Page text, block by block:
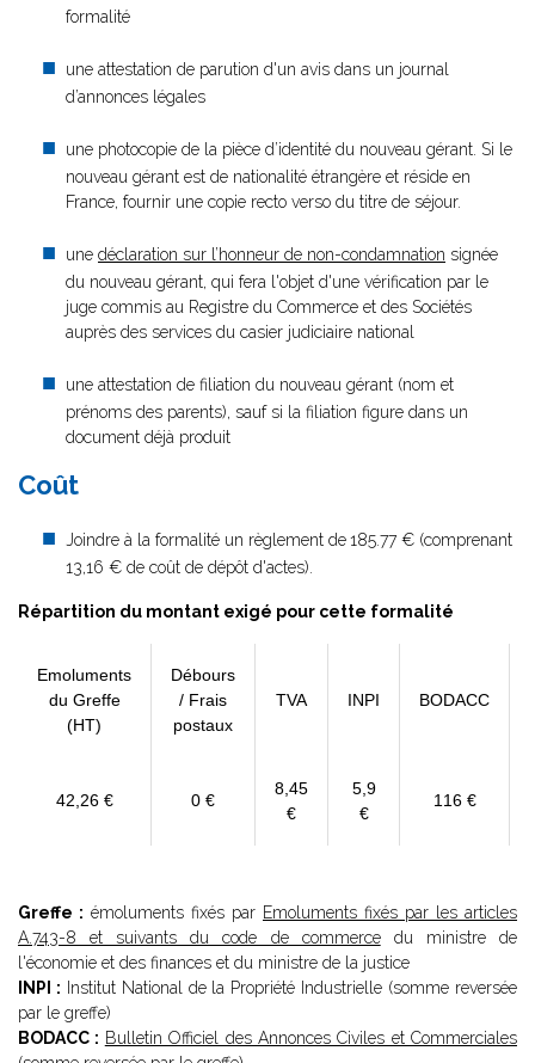
formalité
une attestation de parution d'un avis dans un journal
d’annonces légales
une photocopie de la pièce d’identité du nouveau gérant. Si le
nouveau gérant est de nationalité étrangère et réside en
France, fournir une copie recto verso du titre de séjour.
une déclaration sur l’honneur de non-condamnation signée
du nouveau gérant, qui fera l'objet d'une vérification par le
juge commis au Registre du Commerce et des Sociétés
auprès des services du casier judiciaire national
une attestation de filiation du nouveau gérant (nom et
prénoms des parents), sauf si la filiation figure dans un
document déjà produit
Coût
Joindre à la formalité un règlement de185.77 € (comprenant
13,16 € de coût de dépôt d'actes).
Répartition du montant exigé pour cette formalité
Emoluments
du Greffe
(HT)
Débours
/ Frais
postaux
TVA INPI BODACC
42,26 € 0 €
8,45
€
5,9
€
116 €
Greffe : émoluments fixés par Emoluments fixés par les articles
A.743-8 et suivants du code de commercedu ministre de
l'économie et des finances et du ministre de la justice
INPI : Institut National de la Propriété Industrielle (somme reversée
par le greffe)
BODACC : Bulletin Officiel des Annonces Civiles et Commerciales